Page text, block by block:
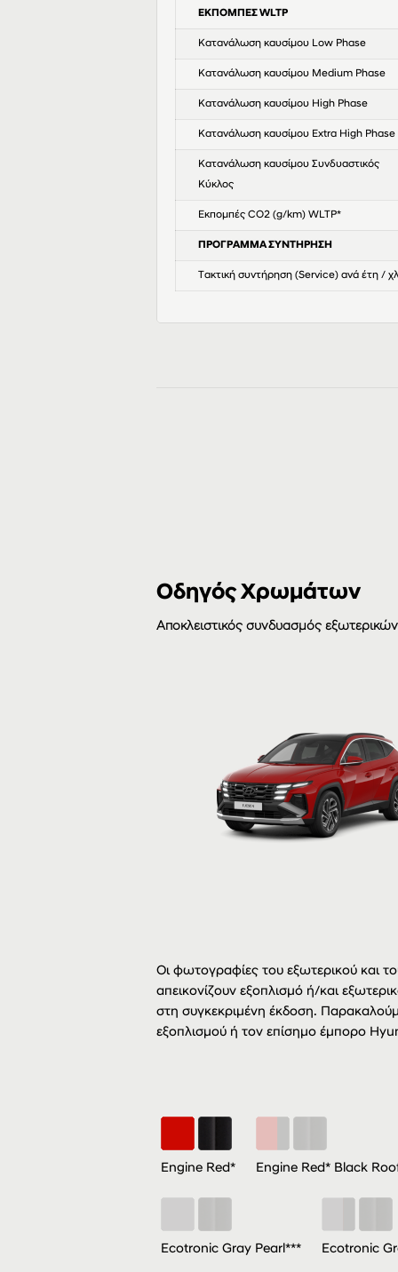
ΕΚΠΟΜΠΕΣ WLTP
Κατανάλωση καυσίμου Low Phase
Κατανάλωση καυσίμου Medium Phase
Κατανάλωση καυσίμου High Phase
Κατανάλωση καυσίμου Extra High Phase
Κατανάλωση καυσίμου Συνδυαστικός
Κύκλος
Εκπομπές CO2 (g/km) WLTP*
ΠΡΟΓΡΑΜΜΑ ΣΥΝΤΗΡΗΣΗ
Τακτική συντήρηση (Service) ανά έτη /
Οδηγός Χρωμάτων
Αποκλειστικός συνδυασμός
Οι φωτογραφίες του εξωτερικού και
απεικονίζουν εξοπλισμό ή/και
στη συγκεκριμένη έκδοση.
εξοπλισμού ή τον επίσημο έμπορο
Engine Red* Engine Red* Black
Ecotronic Gray Pearl*** Ecotronic